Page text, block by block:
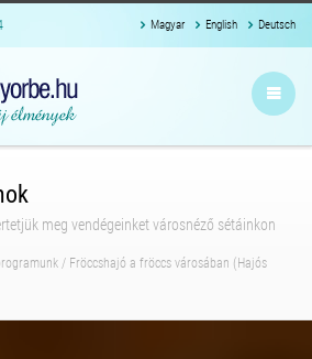
Magyar English Deutsch
meg vendégeinket városnéző sétáinkon
/ Fröccshajó a fröccs városában (Hajós